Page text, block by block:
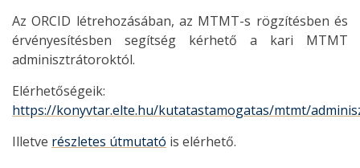
Az ORCID létrehozásában, az MTMT-s rögzítésben és
érvényesítésben segítség kérhető a kari MTMT
adminisztrátoroktól.
Elérhetőségeik:
https://konyvtar.elte.hu/kutatastamogatas/mtmt/
Illetve részletes útmutató is elérhető.